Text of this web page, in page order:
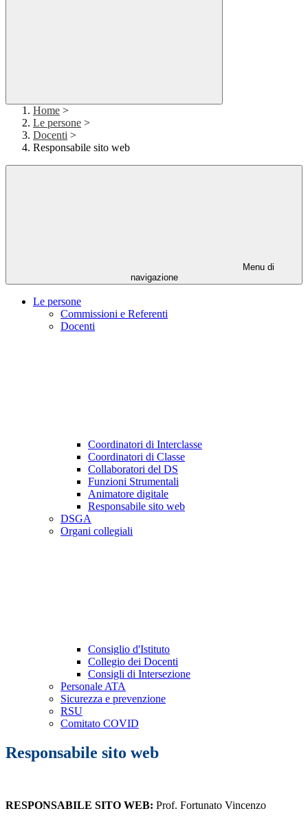
Home >
Le persone >
Docenti >
Responsabile sito web
Menu di
navigazione
Le persone
Commissioni e Referenti
Docenti
Coordinatori di Interclasse
Coordinatori di Classe
Collaboratori del DS
Funzioni Strumentali
Animatore digitale
Responsabile sito web
DSGA
Organi collegiali
Consiglio d'Istituto
Collegio dei Docenti
Consigli di Intersezione
Personale ATA
Sicurezza e prevenzione
RSU
Comitato COVID
Responsabile sito web
RESPONSABILE SITO WEB: Prof. Fortunato Vincenzo